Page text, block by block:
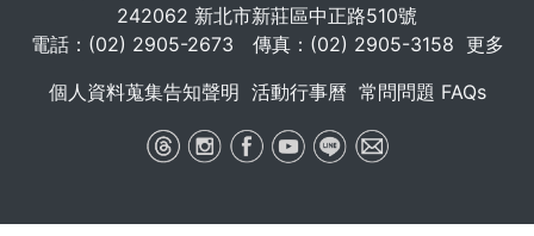
242062 新北市新莊區中正路510號
電話：(02) 2905-2673 傳真：(02) 2905-3158 更多
個人資料蒐集告知聲明 活動行事曆 常問問題 FAQs